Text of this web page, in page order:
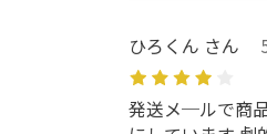
ひろくん さん
発送メ─ルで商